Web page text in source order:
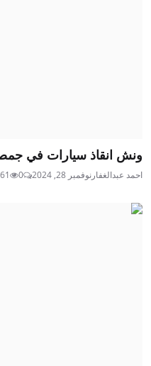
ونش انقاذ سيارات في جمصه
احمد عبدالغفارنوفمبر 28, 2024 0
61